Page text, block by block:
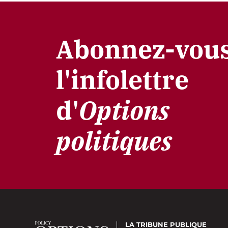
Abonnez-
l'infolettre
d'Options
politiques
LA TRIBUNE PUBLIQUE